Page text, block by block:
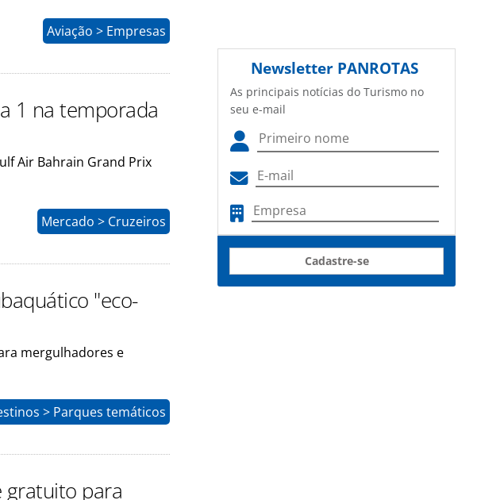
Aviação > Empresas
1 na temporada
Air Bahrain Grand Prix
Mercado > Cruzeiros
"eco-
mergulhadores e
> Parques temáticos
gratuito para
Newsletter PANROTAS
As principais notícias do Turismo no
seu e-mail
Cadastre-se